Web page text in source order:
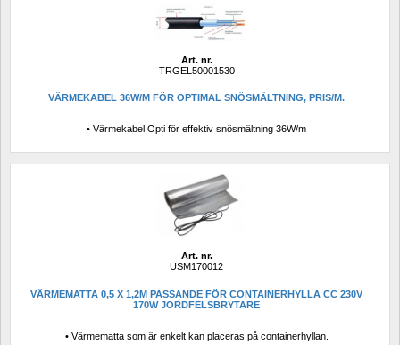
Art. nr.
TRGEL50001530
VÄRMEKABEL 36W/M FÖR OPTIMAL SNÖSMÄLTNING, PRIS/M.
• Värmekabel Opti för effektiv snösmältning 36W/m
Art. nr.
USM170012
VÄRMEMATTA 0,5 X 1,2M PASSANDE FÖR CONTAINERHYLLA CC 230V
170W JORDFELSBRYTARE
• Värmematta som är enkelt kan placeras på containerhyllan.